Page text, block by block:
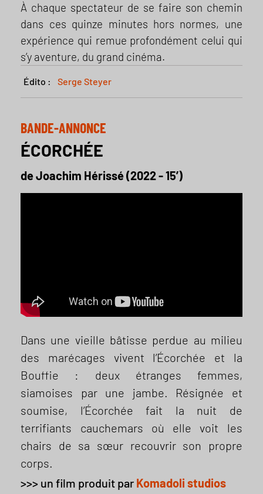
À chaque spectateur de se faire son chemin
dans ces quinze minutes hors normes, une
expérience qui remue profondément celui qui
s’y aventure, du grand cinéma.
Édito : Serge Steyer
BANDE-ANNONCE
ÉCORCHÉE
de Joachim Hérissé (2022 - 15’)
Dans une vieille bâtisse perdue au milieu
des marécages vivent l’Écorchée et la
Bouffie : deux étranges femmes,
siamoises par une jambe. Résignée et
soumise, l’Écorchée fait la nuit de
terrifiants cauchemars où elle voit les
chairs de sa sœur recouvrir son propre
corps.
>>> un film produit par Komadoli studios